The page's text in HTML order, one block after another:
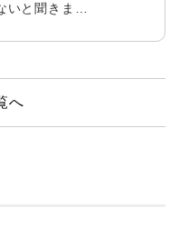
いと聞きま…
へ